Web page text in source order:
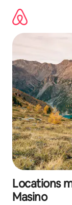
directement
contenu
Locations
Masino